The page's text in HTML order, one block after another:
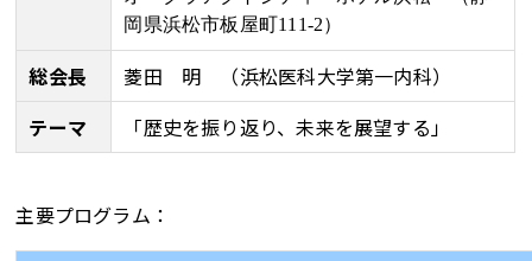
岡県浜松市板屋町111-2）
総会長
菱田 明 （浜松医科大学第一内科）
テーマ
「歴史を振り返り、未来を展望する」
主要プログラム：